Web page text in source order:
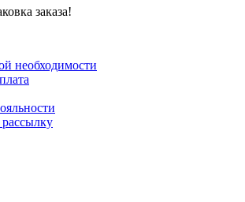
заказа!
необходимости